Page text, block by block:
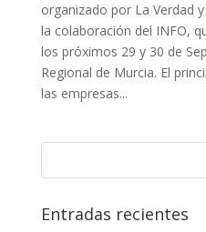
organizado por La Verdad
la colaboración del INFO,
los próximos 29 y 30 de
Regional de Murcia. El
las empresas...
Entradas recientes